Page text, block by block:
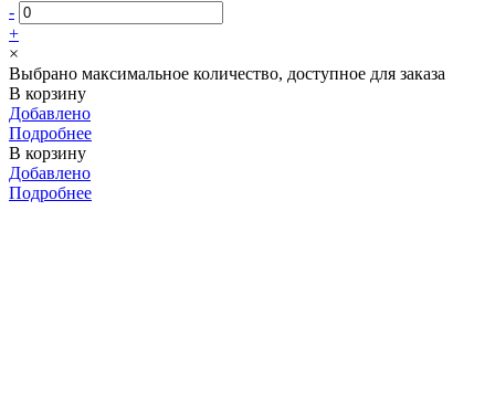
-
+
×
Выбрано максимальное количество, доступное для заказа
В корзину
Добавлено
Подробнее
В корзину
Добавлено
Подробнее